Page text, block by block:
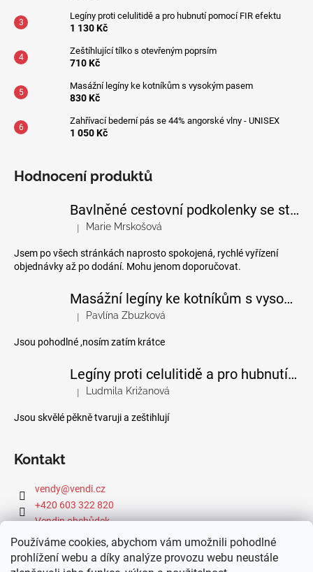
Používáme cookies, abychom vám umožnili pohodlné
prohlížení webu a díky analýze provozu webu neustále
Legíny proti celulitidě a pro hubnutí pomocí FIR efektu
1 130 Kč
Zeštíhlující tílko s otevřeným poprsím
710 Kč
Masážní legíny ke kotníkům s vysokým pasem
830 Kč
Zahřívací bederní pás se 44% angorské vlny - UNISEX
1 050 Kč
Hodnocení produktů
Bavlněné cestovní podkolenky se stupňovanou kompresí
Hodnocení produktu je 5 z 5 hvězdiček.
| Marie Mrskošová
Jsem po všech stránkách naprosto spokojená, rychlé vyřízení
objednávky až po dodání. Mohu jenom doporučovat.
Masážní legíny ke kotníkům s vysokým pasem
Hodnocení produktu je 4 z 5 hvězdiček.
| Pavlína Zbuzková
Jsou pohodlné ,nosím zatím krátce
Legíny proti celulitidě a pro hubnutí pomocí FIR efektu
Hodnocení produktu je 5 z 5 hvězdiček.
| Ludmila Križanová
Jsou skvělé pěkně tvaruji a zeštihlují
Kontakt
vendy@vendi.cz
+420 603 322 820
Vendin obchůdek